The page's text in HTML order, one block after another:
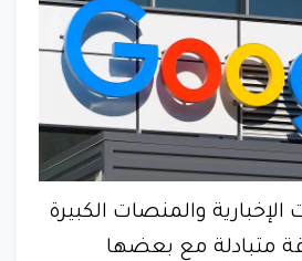
والمنصات الكبيرة
متبادلة مع بعضها